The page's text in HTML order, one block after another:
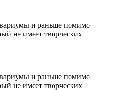
и раньше помимо
не имеет творческих
и раньше помимо
не имеет творческих